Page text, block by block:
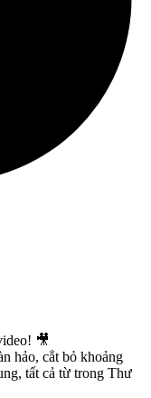
🎥
hảo, cắt bỏ khoảng
tất cả từ trong Thư